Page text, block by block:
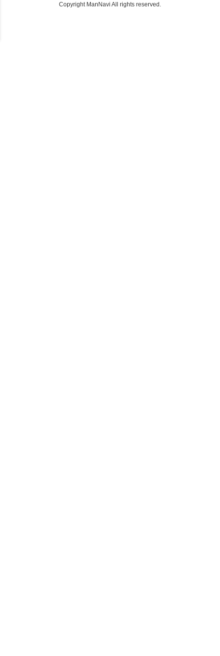
Copyright ManNavi All rights reserved.